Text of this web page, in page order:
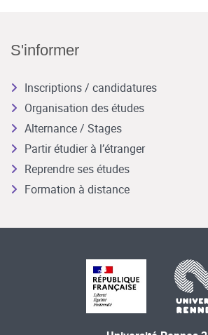
S'informer
Inscriptions / candidatures
Organisation des études
Alternance / Stages
Partir étudier à l’étranger
Reprendre ses études
Formation à distance